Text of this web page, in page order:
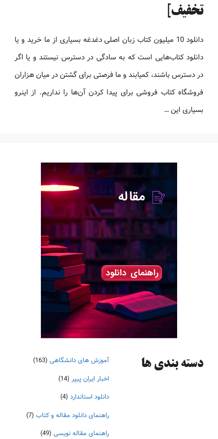
تخفیف]
دانلود 10 میلیون کتاب زبان اصلی دغدغه بسیاری از ما خرید و یا
دانلود کتاب‌هایی است که به سادگی در دسترس نیستند و یا اگر
در دسترس باشند، کمیابند و ما فرصتی برای گشتن در میان هزاران
فروشگاه کتاب فروشی برای پیدا کردن آن‌ها را نداریم. از اینرو
بسیاری این …
دسته‌ بندی ها آموزش های دانشگاهی (163)
اخبار ایران پیپر (14)
دانلود استاندارد (4)
راهنمای دانلود مقاله و کتاب (7)
راهنمای مقاله نویسی (49)